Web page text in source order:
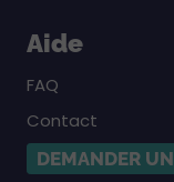
Aide
FAQ
Contact
DEMANDER